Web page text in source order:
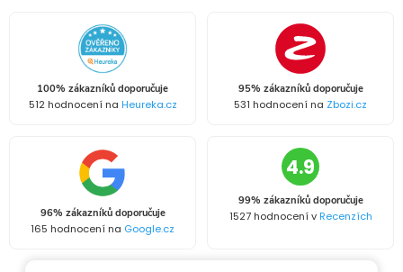
100% zákazníků doporučuje
512 hodnocení na Heureka.cz
95% zákazníků doporučuje
531 hodnocení na Zbozi.cz
96% zákazníků doporučuje
165 hodnocení na Google.cz
4.9
99% zákazníků doporučuje
1527 hodnocení vRecenzích